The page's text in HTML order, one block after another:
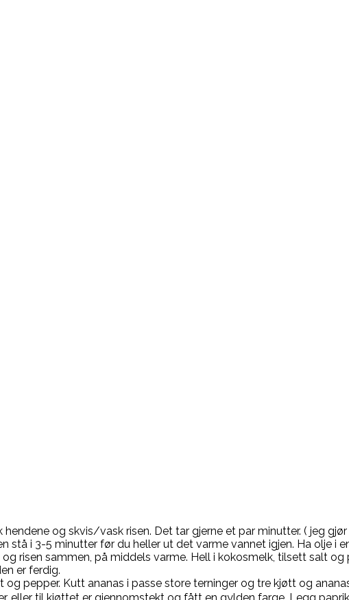
og skvis/vask risen. Det tar gjerne et par minutter. ( jeg
stå i 3-5 minutter før du heller ut det varme vannet igjen. Ha olje i
risen sammen, på middels varme. Hell i kokosmelk, tilsett salt
er ferdig.
pepper. Kutt ananas i passe store terninger og tre kjøtt og